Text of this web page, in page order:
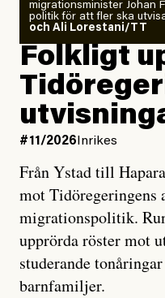
migrationsminister Johan
politik för att fler ska
och Ali Lorestani/TT
Folkligt
#11/2026 Inrikes
Från Ystad till
mot Tidöregeringens
migrationspolitik.
upprörda röster mot
studerande
barnfamiljer.